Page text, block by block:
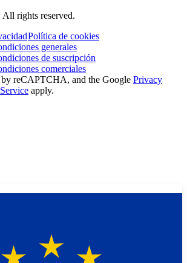
rights reserved.
Política de cookies
generales
de suscripción
comerciales
by reCAPTCHA, and the Google Privacy
apply.